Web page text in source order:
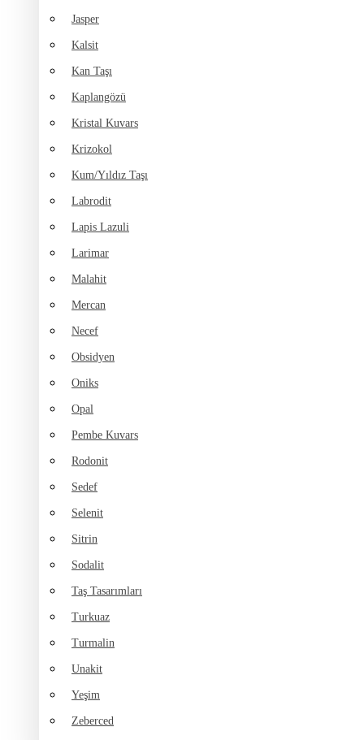
Jasper
Kalsit
Kan Taşı
Kaplangözü
Kristal Kuvars
Krizokol
Kum/Yıldız Taşı
Labrodit
Lapis Lazuli
Larimar
Malahit
Mercan
Necef
Obsidyen
Oniks
Opal
Pembe Kuvars
Rodonit
Sedef
Selenit
Sitrin
Sodalit
Taş Tasarımları
Turkuaz
Turmalin
Unakit
Yeşim
Zeberced